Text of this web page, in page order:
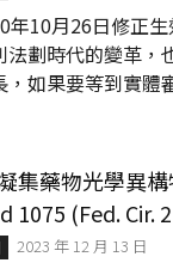
年10月26日修正
法劃時代的變革，
，如果要等到實體
月，即解除保密
的浪費，並可使第
發展、提升產業競
集藥物光學異
1075 (Fed. Cir.
2023 年 12 月 13 日